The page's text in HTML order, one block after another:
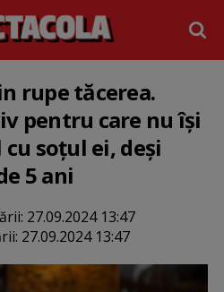
rupe tăcerea.
pentru care nu își
soțul ei, deși
5 ani
27.09.2024 13:47
27.09.2024 13:47